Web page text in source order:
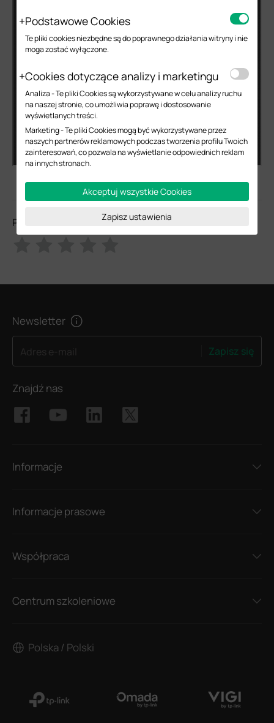
Prosimy o ocenę tego dokumentu
Newsletter
Zapisz się
Znajdź nas
Informacje
Informacje prasowe
Współpraca
Centrum szkoleniowe
Polska / Polski
Podstawowe Cookies
Te pliki cookies niezbędne są do poprawnego działania witryny i nie
moga zostać wyłączone.
Cookies dotyczące analizy i marketingu
Analiza - Te pliki Cookies są wykorzystywane w celu analizy ruchu
na naszej stronie, co umożliwia poprawę i dostosowanie
wyświetlanych treści.
Marketing - Te pliki Cookies mogą być wykorzystywane przez
naszych partnerów reklamowych podczas tworzenia profilu Twoich
zainteresowań, co pozwala na wyświetlanie odpowiednich reklam
na innych stronach.
Akceptuj wszystkie Cookies
Zapisz ustawienia